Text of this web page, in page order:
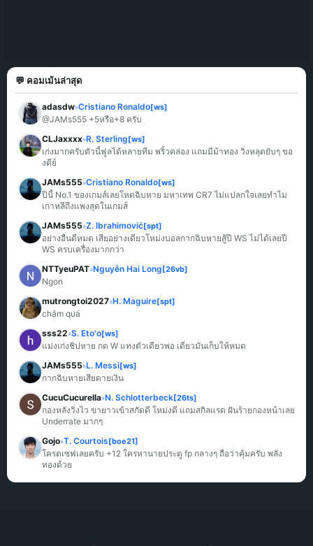
💬 คอมเม้นล่าสุด
adasdw»Cristiano Ronaldo[ws]
@JAMs555 +5หรือ+8 ครับ
CLJaxxxx»R. Sterling[ws]
เก่งมากครับตัวนี้ฟูลได้หลายทีม พริ้วคล่อง แถมมีม้าทอง วิ่งหลุดยับๆ ขอ
งดีย์
JAMs555»Cristiano Ronaldo[ws]
ปีนี้ No.1 ของเกมส์เลยโหดฉิบหาย มหาเทพ CR7 ไม่แปลกใจเลยทำไม
เกาหลีถึงแพงสุดในเกมส์
JAMs555»Z. Ibrahimović[spt]
อย่างอื่นดีหมด เสียอย่างเดียวโหม่งบอลกากฉิบหายสู้ปี WS ไม่ได้เลยปี
WS ครบเครื่องมากกว่า
NTTyeuPAT»Nguyễn Hai Long[26vb]
Ngon
mutrongtoi2027»H. Maguire[spt]
chậm quá
sss22»S. Eto'o[ws]
แม่งเก่งชิปหาย กด W แทงตัวเดียวพอ เดี๋ยวมันเก็บให้หมด
JAMs555»L. Messi[ws]
กากฉิบหายเสียดายเงิน
CucuCucurella»N. Schlotterbeck[26ts]
กองหลังวิ่งไว ขายาวเข้าสกัดดี โหม่งดี แถมสกิลแรด ฝันร้ายกองหน้าเลย
Underrate มากๆ
Gojo»T. Courtois[boe21]
โครตเซฟเลยครับ +12 ใครหานายประตู fp กลางๆ ถือว่าคุ้มครับ พลัง
ทองด้วย